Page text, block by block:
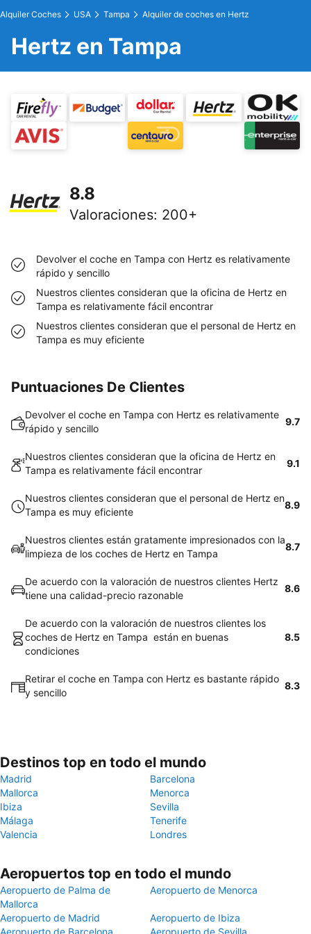
Alquiler Coches USA Tampa Alquiler de coches en Hertz
Hertz en Tampa
8.8
Valoraciones: 200+
Devolver el coche en Tampa con Hertz es relativamente
rápido y sencillo
Nuestros clientes consideran que la oficina de Hertz en
Tampa es relativamente fácil encontrar
Nuestros clientes consideran que el personal de Hertz en
Tampa es muy eficiente
Puntuaciones De Clientes
Devolver el coche en Tampa con Hertz es relativamente
rápido y sencillo
9.7
Nuestros clientes consideran que la oficina de Hertz en
Tampa es relativamente fácil encontrar
9.1
Nuestros clientes consideran que el personal de Hertz en
Tampa es muy eficiente
8.9
Nuestros clientes están gratamente impresionados con la
limpieza de los coches de Hertz en Tampa
8.7
De acuerdo con la valoración de nuestros clientes Hertz
tiene una calidad-precio razonable
8.6
De acuerdo con la valoración de nuestros clientes los
coches de Hertz en Tampa están en buenas
condiciones
8.5
Retirar el coche en Tampa con Hertz es bastante rápido
y sencillo
8.3
Destinos top en todo el mundo
Madrid
Barcelona
Mallorca
Menorca
Ibiza
Sevilla
Málaga
Tenerife
Valencia
Londres
Aeropuertos top en todo el mundo
Aeropuerto de Palma de
Mallorca
Aeropuerto de Menorca
Aeropuerto de Madrid
Aeropuerto de Ibiza
Aeropuerto de Barcelona
Aeropuerto de Sevilla